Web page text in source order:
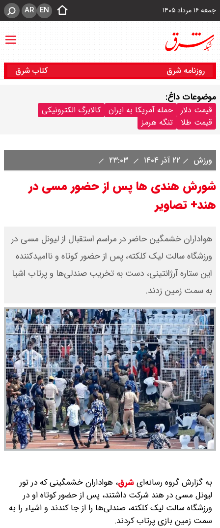
جمعه ۱۶ مرداد ۱۴۰۵ EN
AR
روزنامه شرق کتاب شرق
موضوعات داغ:
قیمت دلار حمله آمریکا به ایران
کالابرگ الکترونیکی
قیمت طلا
تنگه هرمز
ورزش ۲۲ آذر ۱۴۰۴
شورش هندی ها پس از حضور مسی در
هند+ تصاویر
هواداران خشمگین حاضر در مراسم استقبال از لیونل مسی در
ورزشگاه سالت لیک کلکته، پس از حضور کوتاه و ناامیدکننده
این ستاره آرژانتینی، دست به تخریب صندلی‌ها و پرتاب اشیا
به سمت زمین زدند.
به گزارش گروه رسانه‌ایشرق، هواداران خشمگینی که در تور
لیونل مسی در هند شرکت داشتند، پس از حضور کوتاه او در
ورزشگاه سالت لیک کلکته، صندلی‌ها را از جا کندند و اشیاء را به
سمت زمین بازی پرتاب کردند.